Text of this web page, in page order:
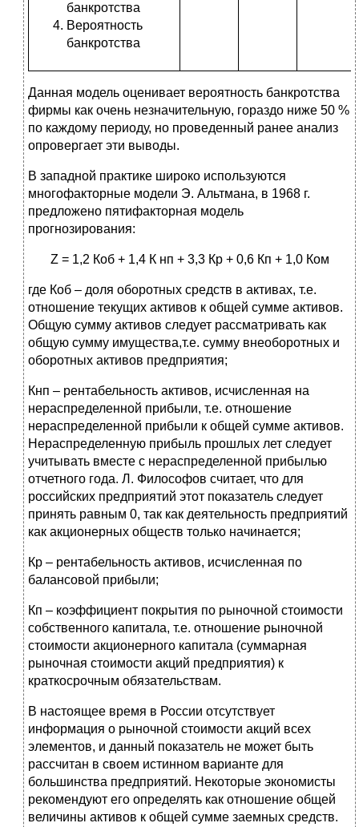
банкротства
Вероятность
банкротства
Данная модель оценивает вероятность банкротства
фирмы как очень незначительную, гораздо ниже 50 %
по каждому периоду, но проведенный ранее анализ
опровергает эти выводы.
В западной практике широко используются
многофакторные модели Э. Альтмана, в 1968 г.
предложено пятифакторная модель
прогнозирования:
Z = 1,2 Коб + 1,4 К нп + 3,3 Кр + 0,6 Кп + 1,0 Ком
где Коб – доля оборотных средств в активах, т.е.
отношение текущих активов к общей сумме активов.
Общую сумму активов следует рассматривать как
общую сумму имущества,т.е. сумму внеоборотных и
оборотных активов предприятия;
Кнп – рентабельность активов, исчисленная на
нераспределенной прибыли, т.е. отношение
нераспределенной прибыли к общей сумме активов.
Нераспределенную прибыль прошлых лет следует
учитывать вместе с нераспределенной прибылью
отчетного года. Л. Философов считает, что для
российских предприятий этот показатель следует
принять равным 0, так как деятельность предприятий
как акционерных обществ только начинается;
Кр – рентабельность активов, исчисленная по
балансовой прибыли;
Кп – коэффициент покрытия по рыночной стоимости
собственного капитала, т.е. отношение рыночной
стоимости акционерного капитала (суммарная
рыночная стоимости акций предприятия) к
краткосрочным обязательствам.
В настоящее время в России отсутствует
информация о рыночной стоимости акций всех
элементов, и данный показатель не может быть
рассчитан в своем истинном варианте для
большинства предприятий. Некоторые экономисты
рекомендуют его определять как отношение общей
величины активов к общей сумме заемных средств.